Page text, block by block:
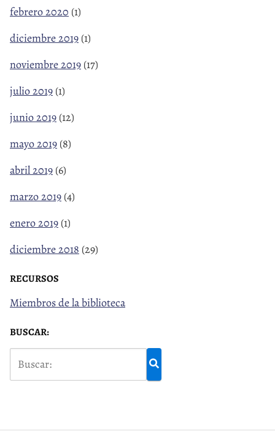
febrero 2020 (1)
diciembre 2019 (1)
noviembre 2019 (17)
julio 2019 (1)
junio 2019 (12)
mayo 2019 (8)
abril 2019 (6)
marzo 2019 (4)
enero 2019 (1)
diciembre 2018 (29)
RECURSOS
Miembros de la biblioteca
BUSCAR: